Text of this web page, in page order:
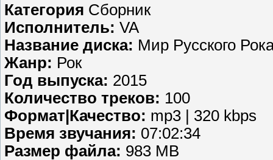
Категория Сборник
Исполнитель: VA
Название диска: Мир Русского
Жанр: Рок
Год выпуска: 2015
Количество треков: 100
Формат|Качество: mp3 | 320 kbps
Время звучания: 07:02:34
Размер файла: 983 MB